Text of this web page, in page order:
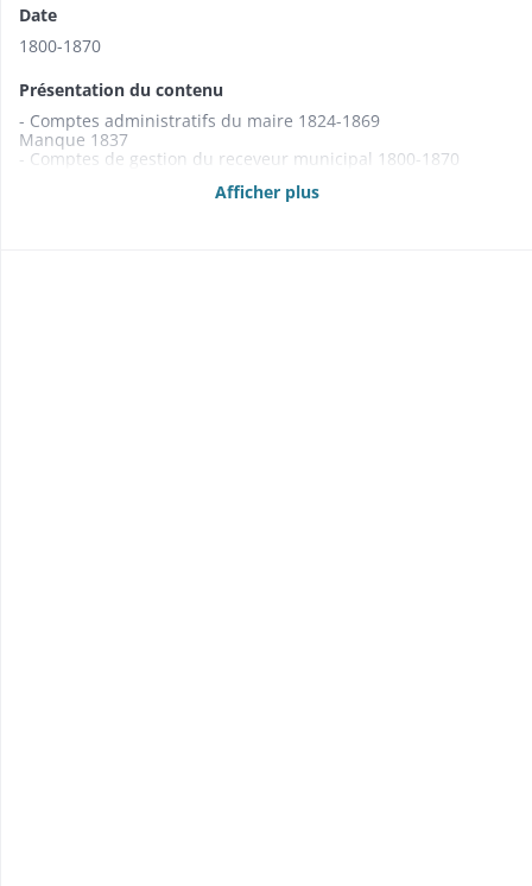
Date
1800-1870
Présentation du contenu
- Comptes administratifs du maire 1824-1869
Manque 1837
- Comptes de gestion du receveur municipal 1800-1870
Afficher plus